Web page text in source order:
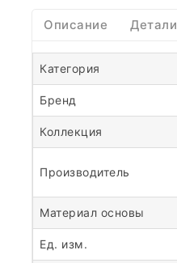
Описание Детали
Категория
Бренд
Коллекция
Производитель
Материал основы
Ед. изм.